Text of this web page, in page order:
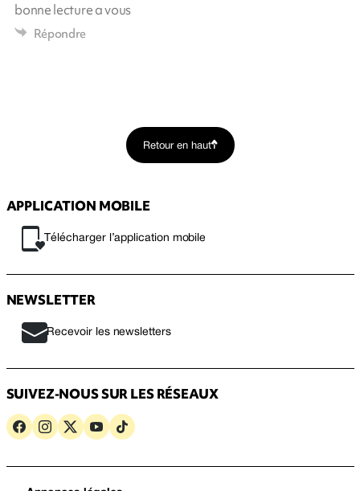
bonne lecture a vous
Répondre
Retour en haut
APPLICATION MOBILE
Télécharger l’application mobile
NEWSLETTER
Recevoir les newsletters
SUIVEZ-NOUS SUR LES RÉSEAUX